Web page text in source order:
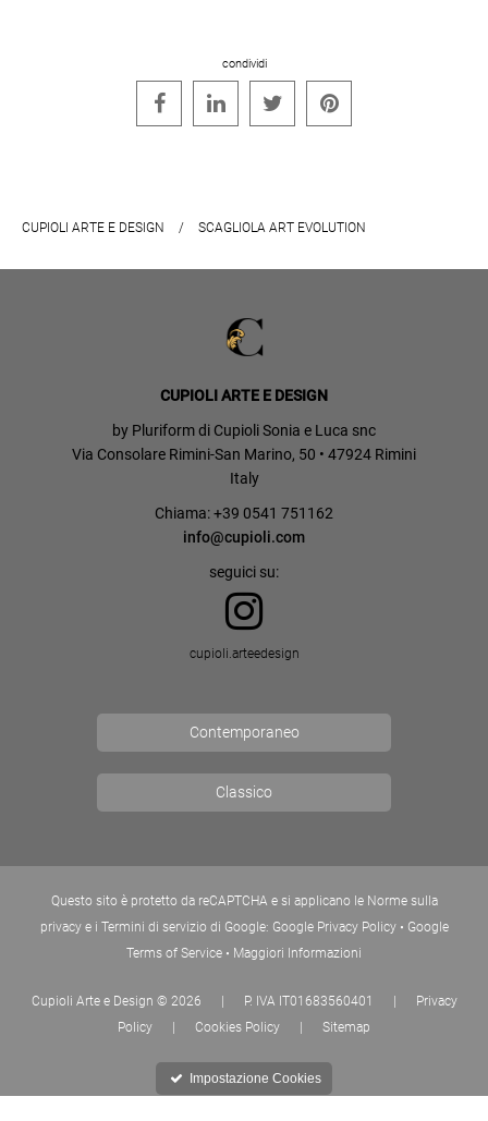
condividi
   
CUPIOLI ARTE E DESIGN / SCAGLIOLA ART EVOLUTION
CUPIOLI ARTE E DESIGN
by Pluriform di Cupioli Sonia e Luca snc
Via Consolare Rimini-San Marino, 50 • 47924 Rimini
Italy
Chiama: +39 0541 751162
info@cupioli.com
seguici su:
cupioli.arteedesign
Contemporaneo
Classico
Questo sito è protetto da reCAPTCHA e si applicano le Norme sulla
privacy e i Termini di servizio di Google: Google Privacy Policy• Google
Terms of Service • Maggiori Informazioni
Cupioli Arte e Design © 2026 P. IVA IT01683560401
Privacy
Policy
Cookies Policy Sitemap
 Impostazione Cookies